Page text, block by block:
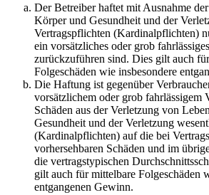
Der Betreiber haftet mit Ausnahme
Körper und Gesundheit und der
Vertragspflichten (Kardinalpflichten)
ein vorsätzliches oder grob
zurückzuführen sind. Dies gilt auch
Folgeschäden wie insbesondere
Die Haftung ist gegenüber
vorsätzlichem oder grob fahrlässigem
Schäden aus der Verletzung von
Gesundheit und der Verletzung
(Kardinalpflichten) auf die bei
vorhersehbaren Schäden und im
die vertragstypischen
gilt auch für mittelbare Folgeschäden
entgangenen Gewinn.